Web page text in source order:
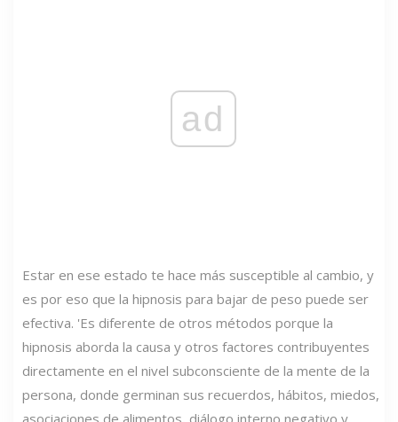
ad
Estar en ese estado te hace más susceptible al cambio, y
es por eso que la hipnosis para bajar de peso puede ser
efectiva. 'Es diferente de otros métodos porque la
hipnosis aborda la causa y otros factores contribuyentes
directamente en el nivel subconsciente de la mente de la
persona, donde germinan sus recuerdos, hábitos, miedos,
asociaciones de alimentos, diálogo interno negativo y